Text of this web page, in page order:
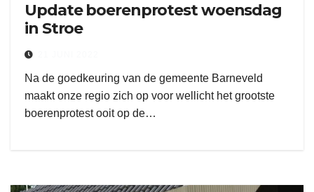
Update boerenprotest woensdag
in Stroe
Na de goedkeuring van de gemeente Barneveld
maakt onze regio zich op voor wellicht het grootste
boerenprotest ooit op de…